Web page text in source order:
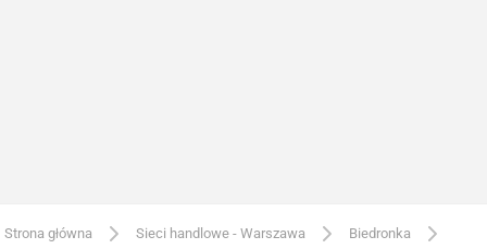
Strona główna Sieci handlowe - Warszawa
Biedronka